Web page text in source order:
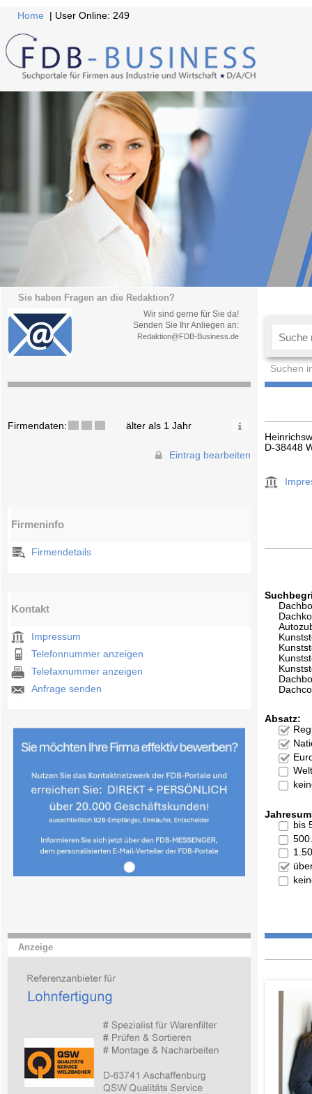
Home | User Online: 249
Sie haben Fragen an die Redaktion?
Wir sind gerne für Sie da!
Senden Sie Ihr Anliegen an:
Redaktion@FDB-Business.de
Suchen
Firmendaten: älter als 1 Jahr
Eintrag bearbeiten
Firmeninfo
Firmendetails
Kontakt
Impressum
Telefonnummer anzeigen
Telefaxnummer anzeigen
Anfrage senden
Anzeige
D-38448
Absatz:
bis